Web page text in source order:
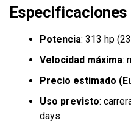
Potencia: 313 hp
Velocidad máxima:
Precio estimado
Uso previsto:
days